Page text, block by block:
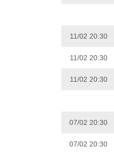
11/02 20:30
11/02 20:30
11/02 20:30
07/02 20:30
07/02 20:30